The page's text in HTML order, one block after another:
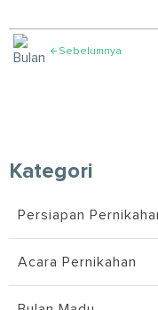
Sebelumnya
Kategori
Persiapan
Acara Pernikahan